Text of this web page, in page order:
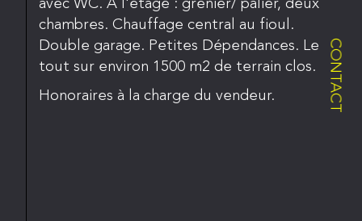
CONTACT
chambres. Chauffage central au fioul.
Double garage. Petites Dépendances. Le
tout sur environ 1500 m2 de terrain clos.
Honoraires à la charge du vendeur.